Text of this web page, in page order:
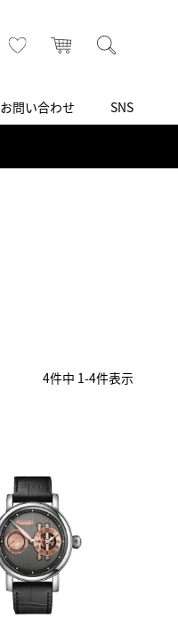
お気に入りカート
お問い合わせ SNS
4件中 1-4件表示
へ